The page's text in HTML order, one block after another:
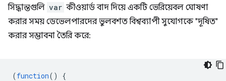
সিদ্ধান্তগুলি var কীওয়ার্ড বাদ দিয়ে একটি ভেরিয়েবল ঘোষণা
করার সময় ডেভেলপারদের ভুলবশত বিশ্বব্যাপী সুযোগকে "দূষিত"
করার সম্ভাবনা তৈরি করে:
(function() {